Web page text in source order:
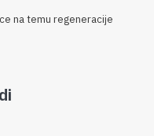
na temu regeneracije